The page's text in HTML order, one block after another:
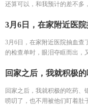
还算可以，和我预计的差不多
3月6日，在家附近医院抽血查
的检查单时，眼泪夺眶而出，
回家之后，我就积极的吃药、
唠叨了，也不用被他们盯着肚